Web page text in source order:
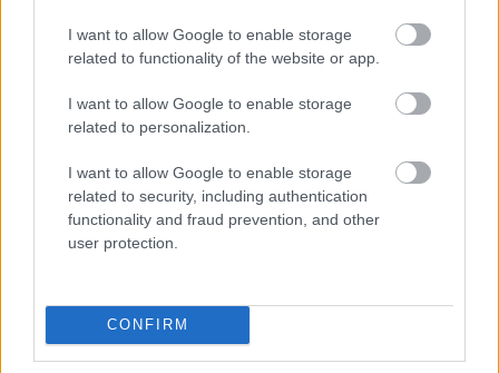
I want to allow Google to enable storage
related to functionality of the website or app.
I want to allow Google to enable storage
related to personalization.
I want to allow Google to enable storage
related to security, including authentication
functionality and fraud prevention, and other
user protection.
CONFIRM
Türelem
2026. június 28.
Maradj nyugodtan, amidőn az asztalodhoz ül az
angyal, kezed simítsa félre halkan a ráncokat a
teritőn. Rainer Maria Rilke --- Hallgass meg egy dalt,
hallgasd szeretettel. :)